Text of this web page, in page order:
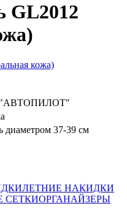
GL2012
"АВТОПИЛОТ"
диаметром 37-39 см
ЛЕТНИЕ НАКИДКИ
СЕТКИОРГАНАЙЗЕРЫ